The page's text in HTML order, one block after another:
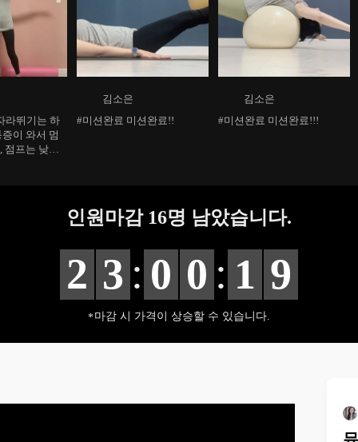
라뛰기는 하
이 와서 멈
점프는 낮은
김소은
#미션완료 미션완료!!
김소은
#미션완료 미션완료!!!
인원마감 16명 남았습니다.
2 3 : 0 0 : 1 8
마감 시 가격이 상승할 수 있습니다.